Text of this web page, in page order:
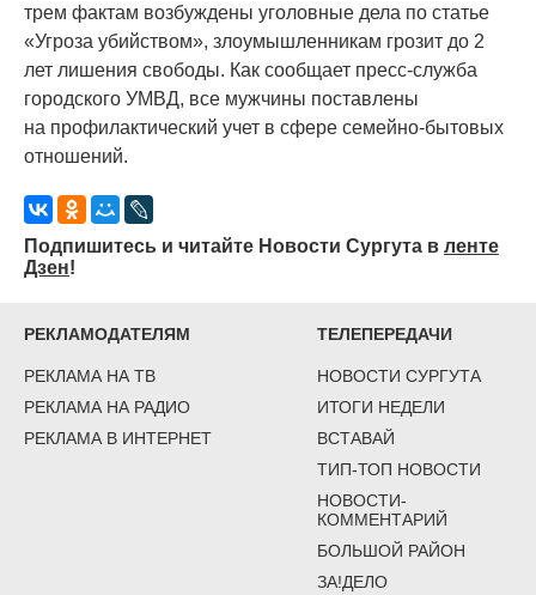
трем фактам возбуждены уголовные дела по статье
«Угроза убийством», злоумышленникам грозит до 2
лет лишения свободы. Как сообщает пресс-служба
городского УМВД, все мужчины поставлены
на профилактический учет в сфере семейно-бытовых
отношений.
Подпишитесь и читайте Новости Сургута в ленте
Дзен!
РЕКЛАМОДАТЕЛЯМ
РЕКЛАМА НА ТВ
РЕКЛАМА НА РАДИО
РЕКЛАМА В ИНТЕРНЕТ
ТЕЛЕПЕРЕДАЧИ
НОВОСТИ СУРГУТА
ИТОГИ НЕДЕЛИ
ВСТАВАЙ
ТИП-ТОП НОВОСТИ
НОВОСТИ-
КОММЕНТАРИЙ
БОЛЬШОЙ РАЙОН
ЗА!ДЕЛО